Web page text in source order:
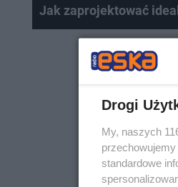
Jak zaprojektować
Drogi
My, naszych
standardowe